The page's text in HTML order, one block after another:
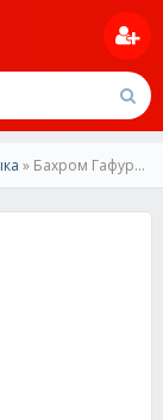
» Бахром Гафури-Маро макуш